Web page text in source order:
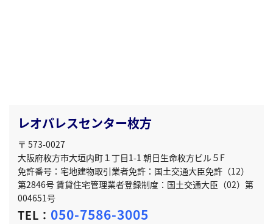
レオパレスセンター枚方
〒 573-0027
大阪府枚方市大垣内町１丁目1-1 朝日生命枚方ビル５F
免許番号：宅地建物取引業者免許：国土交通大臣免許（12）
第2846号 賃貸住宅管理業者登録制度：国土交通大臣（02）第
004651号
TEL： 050-7586-3005